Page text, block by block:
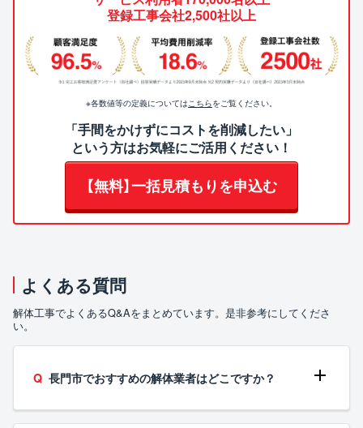
登録工事会社2,500社以上
※各数値等の定義については こちらをご覧ください。
「手間をかけずにコストを削減したい」
という方はお気軽にご活用ください！
【無料】一括見積もりを申込む
よくある質問
解体工事でよくあるQ&Aをまとめています。是非参考にしてくださ
い。
長門市でおすすめの解体業者はどこですか？